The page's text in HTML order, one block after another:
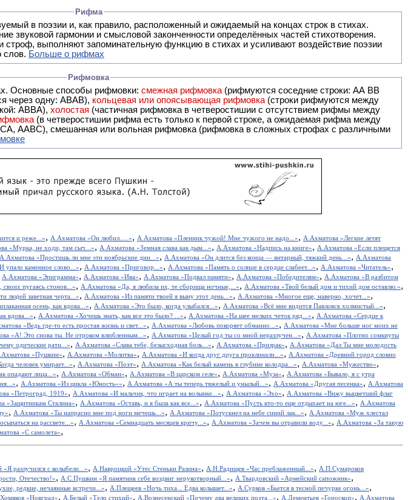
Рифма
используемый в поэзии и, как правило, расположенный и ожидаемый на концах строк в стихах.
звуковой гармонии и смысловой законченности определённых частей стихотворения.
строф, выполняют запоминательную функцию в стихах и усиливают воздействие поэзии
слов. Больше о рифмах
Рифмовка
Основные способы рифмовки: смежная рифмовка (рифмуются соседние строки: AA ВВ
через одну: ABAB), кольцевая или опоясывающая рифмовка (строки рифмуются между
ABBA), холостая (частичная рифмовка в четверостишии с отсутствием рифмы между
(в четверостишии рифма есть только к первой строке, а ожидаемая рифма между
строфах с различными
и реже...», А.Ахматова «Он любил.....», А.Ахматова «Пленник чужой! Мне чужого не надо...», А.Ахматова «Легкие летят
«Мурка, не ходи, там сыч...», А.Ахматова «Земная слава как дым...», А.Ахматова «Надпись на книге», А.Ахматова «Если плещется
А.Ахматова «Простишь ли мне эти ноябрьские дни...», А.Ахматова «Он длится без конца — янтарный, тяжкий день...», А.Ахматова
упало каменное слово...», А.Ахматова «Приговор...», А.Ахматова «Память о солнце в сердце слабеет...», А.Ахматова «Читатель»,
А.Ахматова «Эпиграмма», А.Ахматова «Ива», А.Ахматова «Подвал памяти», А.Ахматова «Победителям», А.Ахматова «В разбитом
пугаясь стонов...», А.Ахматова «Да, я любила их, те сборища ночные,...», А.Ахматова «Твой белый дом и тихий дом оставлю.»,
людей заветная черта...», А.Ахматова «Из памяти твоей я выну этот день...», А.Ахматова «Многое еще, наверно, хочет...»,
осень, как вдова...», А.Ахматова «Это было, когда улыбался...», А.Ахматова «Всё мне видится Павловск холмистый...»,
вдова...», А.Ахматова «Хочешь знать, как все это было? ...», А.Ахматова «На шее мелких четок ряд...», А.Ахматова «Сердце к
«Ведь где-то есть простая жизнь и свет...», А.Ахматова «Любовь покоряет обманно...», А.Ахматова «Мне больше ног моих не
«А! Это снова ты. Не отроком влюбленным...», А.Ахматова «Целый год ты со мной неразлучен...», А.Ахматова «Плотно сомкнуты
одические рати...», А.Ахматова «Слава тебе, безысходная боль...», А.Ахматова «Призрак», А.Ахматова «Дал Ты мне молодость
«Пушкин», А.Ахматова «Молитва», А.Ахматова «И когда друг друга проклинали...», А.Ахматова «Древний город словно
человек умирает...», А.Ахматова «Поэт», А.Ахматова «Как белый камень в глубине колодца...», А.Ахматова «Мужество»,
опадают лица...», А.Ахматова «Обман», А.Ахматова «В царском селе», А.Ахматова «Муза», А.Ахматова «Бывало, я с утра
, А.Ахматова «Из цикла «Юность»», А.Ахматова «А ты теперь тяжелый и унылый...», А.Ахматова «Другая песенка», А.Ахматова
«Петроград, 1919», А.Ахматова «И мальчик, что играет на волынке...», А.Ахматова «Эхо», А.Ахматова «Вижу выцветший флаг
«Защитникам Сталина», А.Ахматова «Оставь, и я была как все...», А.Ахматова «Пусть кто-то еще отдыхает на юге...», А.Ахматова
, А.Ахматова «Ты напрасно мне под ноги мечешь...», А.Ахматова «Потускнел на небе синий лак...», А.Ахматова «Муж хлестал
на рассвете...», А.Ахматова «Семнадцать месяцев кричу...», А.Ахматова «Зачем вы отравили воду...», А.Ахматова «За такую
«С самолета»,
разлучился с колыбели...», А.Навроцкий «Утес Cтеньки Разина», А.Н.Радищев «Час преблаженный...», А.П.Сумароков
Отечество!», А.С.Пушкин «Я памятник себе воздвиг нерукотворный...», А.Твардовский «Армейский сапожник»,
редкие, нечаянные встречи...», А.Плещеев «Ночь тиха... Едва колышет...», А.Сурков «Бьется в тесной печурке огонь...»,
«Новград», А.Белый «Тело стихий», А.Вознесенский «Почему два великих поэта...», А.Дементьев «Гороскоп», А.Ахматова